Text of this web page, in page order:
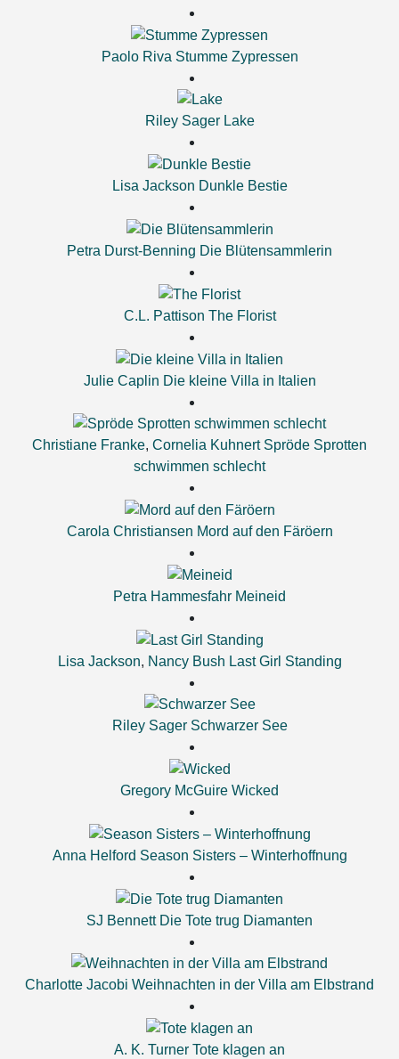
Paolo Riva Stumme Zypressen
Riley Sager Lake
Lisa Jackson Dunkle Bestie
Petra Durst-Benning Die Blütensammlerin
C.L. Pattison The Florist
Julie Caplin Die kleine Villa in Italien
Christiane Franke, Cornelia Kuhnert Spröde Sprotten
schwimmen schlecht
Carola Christiansen Mord auf den Färöern
Petra Hammesfahr Meineid
Lisa Jackson, Nancy Bush Last Girl Standing
Riley Sager Schwarzer See
Gregory McGuire Wicked
Anna Helford Season Sisters – Winterhoffnung
SJ Bennett Die Tote trug Diamanten
Charlotte Jacobi Weihnachten in der Villa am Elbstrand
A. K. Turner Tote klagen an